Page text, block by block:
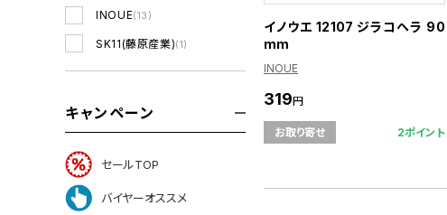
INOUE(13)
SK11(藤原産業)(1)
キャンペーン
セールTOP
バイヤーオススメ
イノウエ 12107 ジラコヘラ 90
mm
INOUE
319円
お取り寄せ 2ポイント